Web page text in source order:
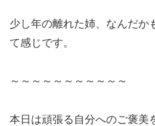
少し年の離れた姉、なんだか
て感じです。
～～～～～～～～～～～
本日は頑張る自分へのご褒美